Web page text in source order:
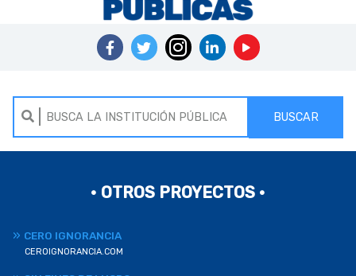
BUSCAR
• OTROS PROYECTOS •
CERO IGNORANCIA
CEROIGNORANCIA.COM